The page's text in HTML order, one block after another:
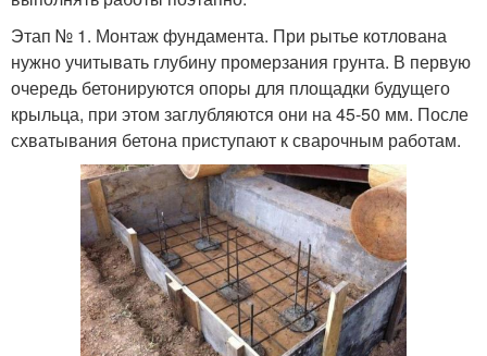
Этап № 1. Монтаж фундамента. При рытье котлована
нужно учитывать глубину промерзания грунта. В первую
очередь бетонируются опоры для площадки будущего
крыльца, при этом заглубляются они на 45-50 мм. После
схватывания бетона приступают к сварочным работам.